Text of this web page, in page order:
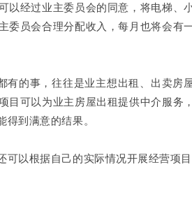
以经过业主委员会的同意，将电梯、
委员会合理分配收入，每月也将会有
有的事，往往是业主想出租、出卖房
目可以为业主房屋出租提供中介服务
到满意的结果。
以根据自己的实际情况开展经营项目